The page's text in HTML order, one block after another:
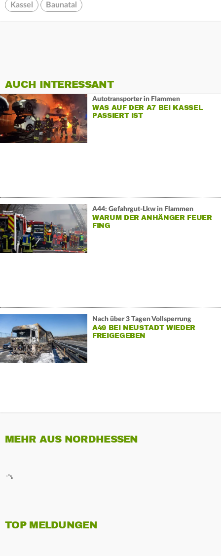
Kassel Baunatal
AUCH INTERESSANT
Autotransporter in Flammen
WAS AUF DER A7 BEI KASSEL
PASSIERT IST
A44: Gefahrgut-Lkw in Flammen
WARUM DER ANHÄNGER FEUER
FING
Nach über 3 Tagen Vollsperrung
A49 BEI NEUSTADT WIEDER
FREIGEGEBEN
MEHR AUS NORDHESSEN
TOP MELDUNGEN